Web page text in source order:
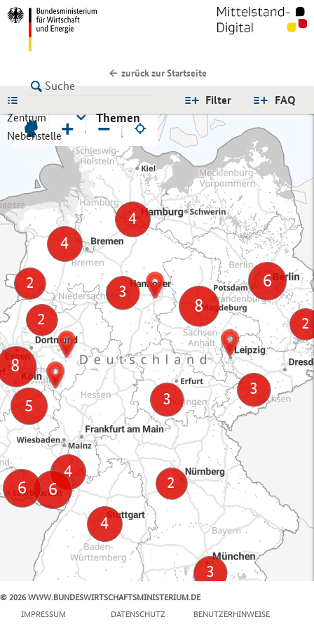
zurück zur Startseite
FAQ
Filter
Zentrum
Nebenstelle
Themen
+ −
© 2026 WWW.BUNDESWIRTSCHAFTSMINISTERIUM.DE
IMPRESSUM
DATENSCHUTZ BENUTZERHINWEISE